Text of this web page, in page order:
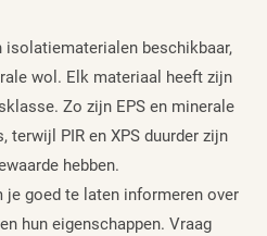
beschikbaar,
wol. Elk materiaal heeft zijn
Zo zijn EPS en minerale
PIR en XPS duurder zijn
hebben.
goed te laten informeren over
hun eigenschappen. Vraag